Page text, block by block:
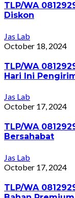
TLP/WA
Diskon
Jas Lab
October 18, 2024
TLP/WA
Hari Ini
Jas Lab
October 17, 2024
TLP/WA
Bersahabat
Jas Lab
October 17, 2024
TLP/WA